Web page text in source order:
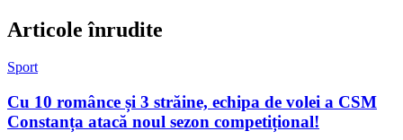
Articole înrudite
Sport
Cu 10 românce și 3 străine, echipa de volei a CSM
Constanța atacă noul sezon competițional!